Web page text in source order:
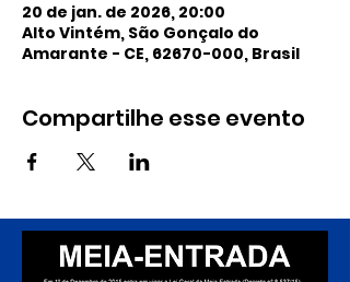
20 de jan. de 2026, 20:00
Alto Vintém, São Gonçalo do
Amarante - CE, 62670-000, Brasil
Compartilhe esse evento